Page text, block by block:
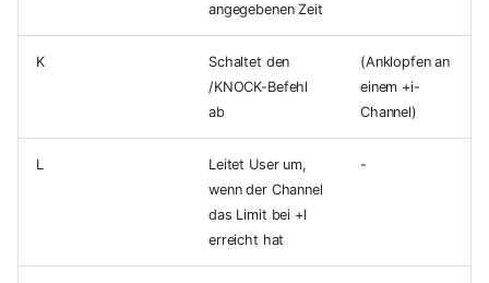
angegebenen Zeit
K
Schaltet den
/KNOCK-Befehl
ab
(Anklopfen an
einem +i-
Channel)
L
Leitet User um,
wenn der Channel
das Limit bei +l
erreicht hat
-